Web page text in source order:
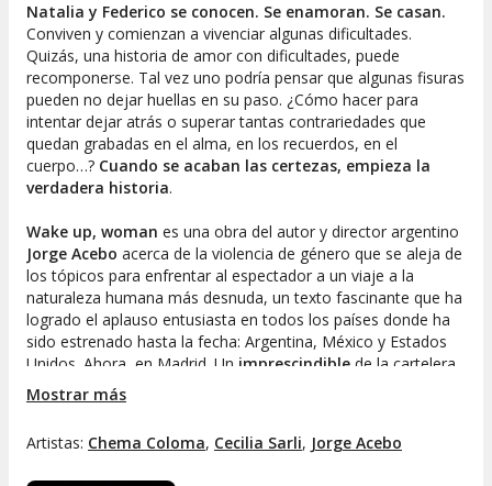
Natalia y Federico se conocen. Se enamoran. Se casan.
Conviven y comienzan a vivenciar algunas dificultades.
Quizás, una historia de amor con dificultades, puede
recomponerse. Tal vez uno podría pensar que algunas fisuras
pueden no dejar huellas en su paso. ¿Cómo hacer para
intentar dejar atrás o superar tantas contrariedades que
quedan grabadas en el alma, en los recuerdos, en el
cuerpo…? Cuando se acaban las certezas, empieza la
verdadera historia.
Wake up, woman es una obra del autor y director argentino
Jorge Acebo acerca de la violencia de género que se aleja de
los tópicos para enfrentar al espectador a un viaje a la
naturaleza humana más desnuda, un texto fascinante que ha
logrado el aplauso entusiasta en todos los países donde ha
sido estrenado hasta la fecha: Argentina, México y Estados
Unidos. Ahora, en Madrid. Un imprescindible de la cartelera.
Mostrar más
Artistas: Chema Coloma, Cecilia Sarli, Jorge Acebo